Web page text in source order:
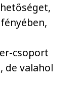
csoport
de valahol